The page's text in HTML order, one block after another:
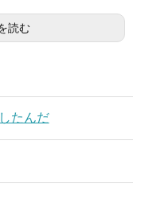
読む
たんだ